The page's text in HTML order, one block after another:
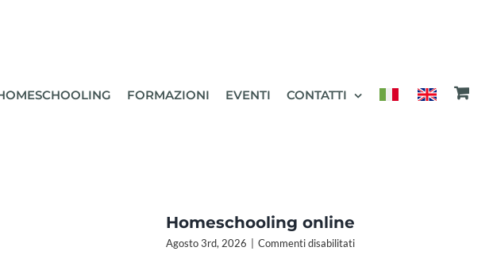
FORMAZIONI EVENTI CONTATTI
Homeschooling online
Agosto 3rd, 2026 Commenti disabilitatisu